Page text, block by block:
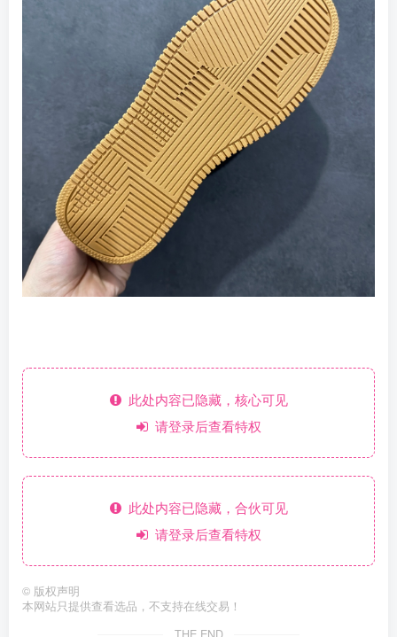
此处内容已隐藏，核心可见
请登录后查看特权
此处内容已隐藏，合伙可见
请登录后查看特权
© 版权声明
本网站只提供查看选品，不支持在线交易！